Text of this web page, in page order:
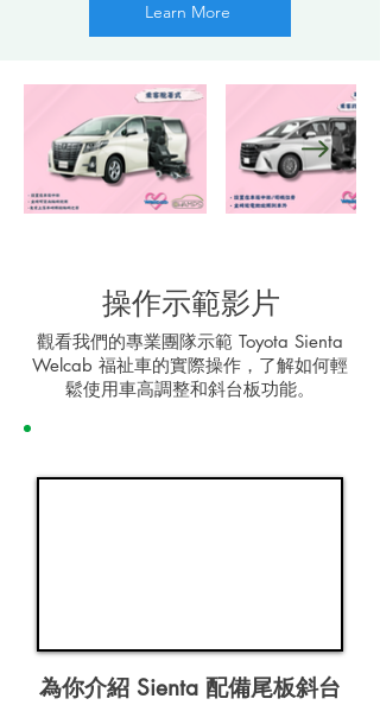
Learn More
操作示範影片
觀看我們的專業團隊示範 Toyota Sienta
Welcab 福祉車的實際操作，了解如何輕
鬆使用車高調整和斜台板功能。
為你介紹 Sienta 配備尾板斜台